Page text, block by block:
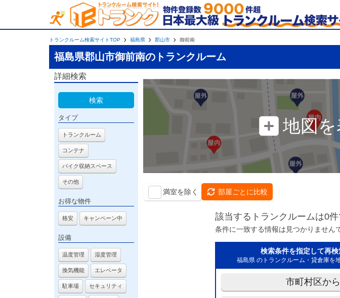
トランクルーム検索サイトTOP 福島県 郡山市 御前南
福島県郡山市御前南のトランクルーム
詳細検索
検索
タイプ
トランクルーム
コンテナ
バイク収納スペース
その他
お得な物件
格安 キャンペーン中
設備
温度管理 湿度管理
換気機能 エレベータ
駐車場 セキュリティ
地図
満室を除く 部屋ごとに比較
該当するトランクルームは0件
条件に一致する情報は見つかりません
検索条件を指定して再
福島県 のトランクルーム・貸倉庫を
市町村区か